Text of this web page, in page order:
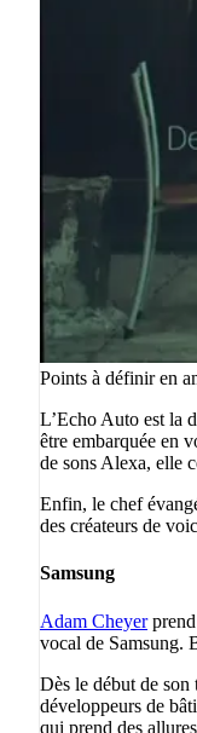
Points à définir en
L’Echo Auto est la
être embarquée en
de sons Alexa, elle
Enfin, le chef
des créateurs de
Samsung
Adam Cheyerprend
vocal de Samsung.
Dès le début de
développeurs de
qui prend des